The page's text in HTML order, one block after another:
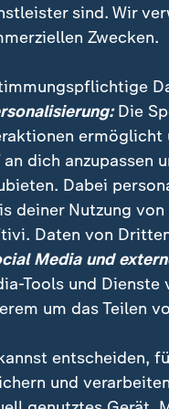
Kerosin. Doch
fehlen 20
sind. Wir
Zwecken.
Die
ermöglicht
an dich anzupassen
Dabei
deiner Nutzung
Daten von
Media und
Tools und
um das Teilen
entscheiden,
und